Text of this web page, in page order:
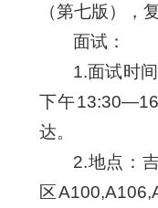
（第七版），
面试：
1.面试时
下午
达。
2.地点：
区